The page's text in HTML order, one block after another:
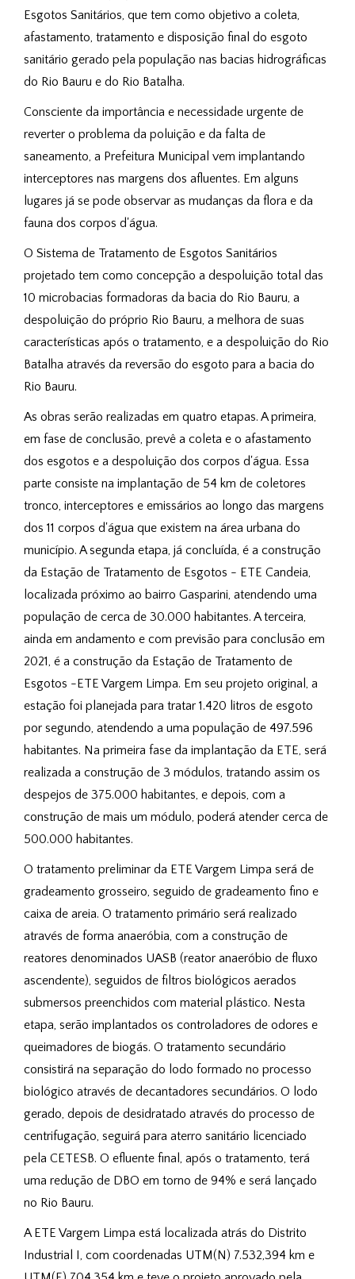
Esgotos Sanitários, que tem como objetivo a coleta,
afastamento, tratamento e disposição final do esgoto
sanitário gerado pela população nas bacias hidrográficas
do Rio Bauru e do Rio Batalha.
Consciente da importância e necessidade urgente de
reverter o problema da poluição e da falta de
saneamento, a Prefeitura Municipal vem implantando
interceptores nas margens dos afluentes. Em alguns
lugares já se pode observar as mudanças da flora e da
fauna dos corpos d'água.
O Sistema de Tratamento de Esgotos Sanitários
projetado tem como concepção a despoluição total das
10 microbacias formadoras da bacia do Rio Bauru, a
despoluição do próprio Rio Bauru, a melhora de suas
características após o tratamento, e a despoluição do Rio
Batalha através da reversão do esgoto para a bacia do
Rio Bauru.
As obras serão realizadas em quatro etapas. A primeira,
em fase de conclusão, prevê a coleta e o afastamento
dos esgotos e a despoluição dos corpos d'água. Essa
parte consiste na implantação de 54 km de coletores
tronco, interceptores e emissários ao longo das margens
dos 11 corpos d'água que existem na área urbana do
município. A segunda etapa, já concluída, é a construção
da Estação de Tratamento de Esgotos - ETE Candeia,
localizada próximo ao bairro Gasparini, atendendo uma
população de cerca de 30.000 habitantes. A terceira,
ainda em andamento e com previsão para conclusão em
2021, é a construção da Estação de Tratamento de
Esgotos -ETE Vargem Limpa. Em seu projeto original, a
estação foi planejada para tratar 1.420 litros de esgoto
por segundo, atendendo a uma população de 497.596
habitantes. Na primeira fase da implantação da ETE, será
realizada a construção de 3 módulos, tratando assim os
despejos de 375.000 habitantes, e depois, com a
construção de mais um módulo, poderá atender cerca de
500.000 habitantes.
O tratamento preliminar da ETE Vargem Limpa será de
gradeamento grosseiro, seguido de gradeamento fino e
caixa de areia. O tratamento primário será realizado
através de forma anaeróbia, com a construção de
reatores denominados UASB (reator anaeróbio de fluxo
ascendente), seguidos de filtros biológicos aerados
submersos preenchidos com material plástico. Nesta
etapa, serão implantados os controladores de odores e
queimadores de biogás. O tratamento secundário
consistirá na separação do lodo formado no processo
biológico através de decantadores secundários. O lodo
gerado, depois de desidratado através do processo de
centrifugação, seguirá para aterro sanitário licenciado
pela CETESB. O efluente final, após o tratamento, terá
uma redução de DBO em torno de 94% e será lançado
no Rio Bauru.
A ETE Vargem Limpa está localizada atrás do Distrito
Industrial I, com coordenadas UTM(N) 7.532,394 km e